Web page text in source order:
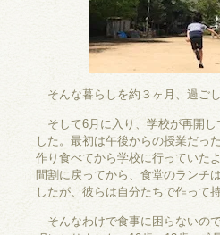
そんな暮らしを約３ヶ月、過ごし
そして6月に入り、学校が再開し
した。最初は午後からの授業だっ
作り食べてから学校に行っていた
間割に戻ってから、食堂のランチ
したが、彼らは自分たちで作って
そんなわけで食事に困らないの